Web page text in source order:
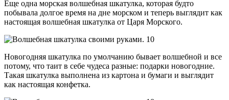
Еще одна морская волшебная шкатулка, которая будто
побывала долгое время на дне морском и теперь выглядит как
настоящая волшебная шкатулка от Царя Морского.
Новогодняя шкатулка по умолчанию бывает волшебной и все
потому, что таит в себе чудеса разные: подарки новогодние.
Такая шкатулка выполнена из картона и бумаги и выглядит
как настоящая конфетка.